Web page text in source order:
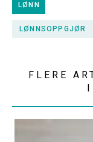
LØNN
LØNNSOPPGJØR
FLERE